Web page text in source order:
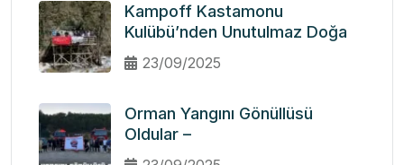
Kampoff Kastamonu
Kulübü’nden Unutulmaz Doğa
23/09/2025
Orman Yangını Gönüllüsü
Oldular –